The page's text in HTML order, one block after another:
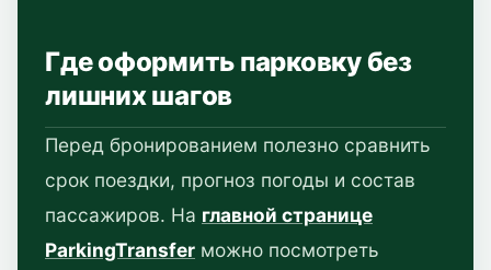
Где оформить парковку без
лишних шагов
Перед бронированием полезно сравнить
срок поездки, прогноз погоды и состав
пассажиров. На главной странице
ParkingTransfer можно посмотреть